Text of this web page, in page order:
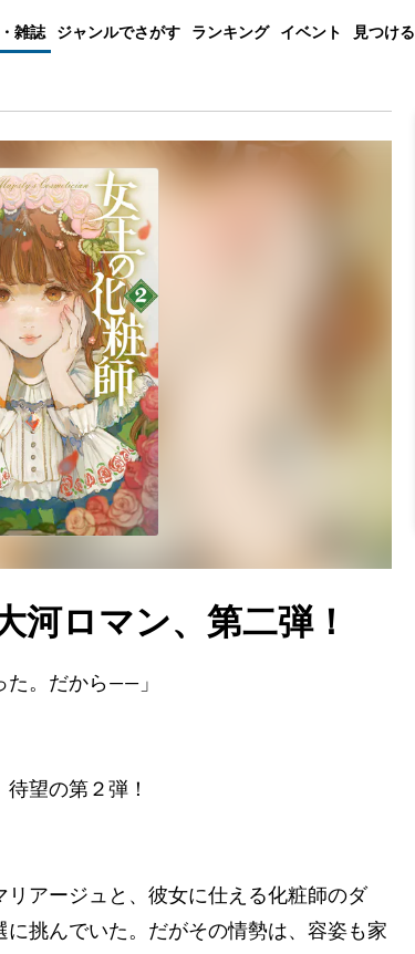
雑誌 ジャンルでさがす ランキング イベント 見つける
河ロマン、第二弾！
た。だから――」
望の第２弾！
アージュと、彼女に仕える化粧師のダ
挑んでいた。だがその情勢は、容姿も家